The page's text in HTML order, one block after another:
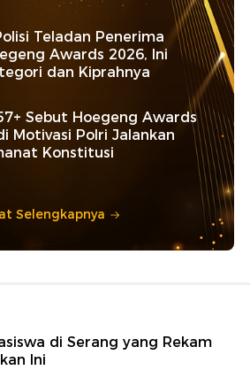
Teladan Penerima
Awards 2026, Ini
dan Kiprahnya
Sebut Hoegeng Awards
Motivasi Polri Jalankan
Konstitusi
Selengkapnya
di Serang yang Rekam
Ini